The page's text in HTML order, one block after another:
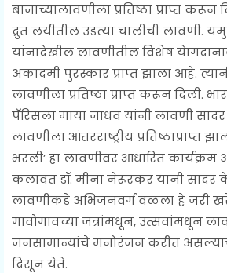
बाजाच्यालावणीला प्रतिष्ठा प्राप्त
द्रुत लयीतील उडत्या चालीची लावणी.
यांनादेखील लावणीतील विशेष
अकादमी पुरस्कार प्राप्त झाला आहे.
लावणीला प्रतिष्ठा प्राप्त करून दिली.
पॅरिसला माया जाधव यांनी लावणी
लावणीला आंतरराष्ट्रीय प्रतिष्ठाप्राप्त
भरली’ हा लावणीवर आधारित कार्यक्रम
कलावंत डॉ. मीना नेरूरकर यांनी सादर
लावणीकडे अभिजनवर्ग वळला हे जरी
गावोगावच्या जत्रांमधून, उत्सवांमधून
जनसामान्यांचे मनोरंजन करीत
दिसून येते.